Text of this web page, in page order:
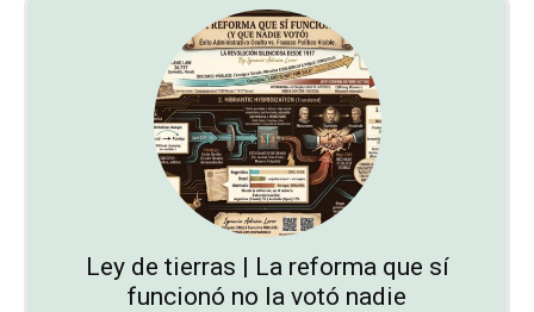
Ley de tierras | La reforma que sí
funcionó no la votó nadie